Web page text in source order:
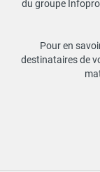
du groupe
Pour en
destinataires de